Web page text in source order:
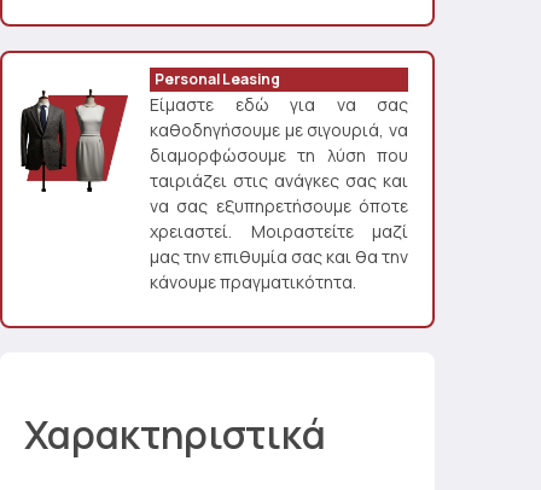
Personal Leasing
Είμαστε εδώ για να σας
καθοδηγήσουμε με σιγουριά, να
διαμορφώσουμε τη λύση που
ταιριάζει στις ανάγκες σας και
να σας εξυπηρετήσουμε όποτε
χρειαστεί. Μοιραστείτε μαζί
μας την επιθυμία σας και θα την
κάνουμε πραγματικότητα.
Χαρακτηριστικά